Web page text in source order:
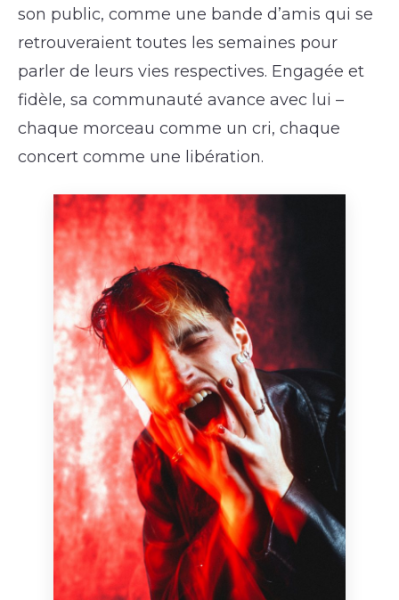
son public, comme une bande d’amis qui se
retrouveraient toutes les semaines pour
parler de leurs vies respectives. Engagée et
fidèle, sa communauté avance avec lui –
chaque morceau comme un cri, chaque
concert comme une libération.